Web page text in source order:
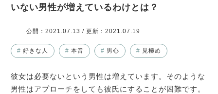
いない男性が増えているわけとは？
公開：2021.07.13 / 更新： 2021.07.19
# 好きな人 # 本音 # 男心 # 見極め
彼女は必要ないという男性は増えています。そのような
男性はアプローチをしても彼氏にすることが困難です。